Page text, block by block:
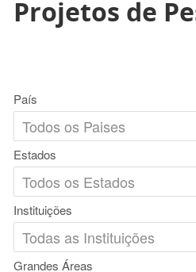
Projetos de
País
Estados
Instituições
Grandes Áreas